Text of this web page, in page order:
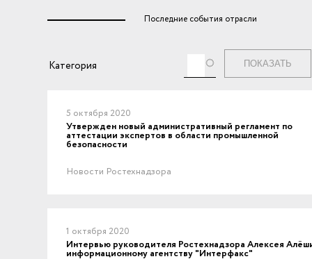
Последние события отрасли
5 октября 2020
Утвержден новый административный регламент по
аттестации экспертов в области промышленной
безопасности
Новости Ростехнадзора
1 октября 2020
Интервью руководителя Ростехнадзора Алексея
информационному агентству "Интерфакс"